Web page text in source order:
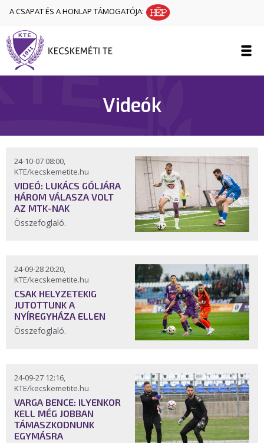
A CSAPAT ÉS A HONLAP TÁMOGATÓJA:
Videók
24-10-07 08:00,
KTE/kecskemetite.hu
VIDEÓ: LUKÁCS GÓLJÁRA
HÁROM VÁLASZA VOLT
AZ MTK-NAK
Összefoglaló.
24-09-28 20:20,
KTE/kecskemetite.hu
CSAK HELYZETEKIG
JUTOTTUNK A
NYÍREGYHÁZA ELLEN
Összefoglaló.
24-09-27 12:16,
KTE/kecskemetite.hu
VARGA BENCE: ILYENKOR
KELL MÉG JOBBAN
TÁMASZKODNUNK
EGYMÁSRA